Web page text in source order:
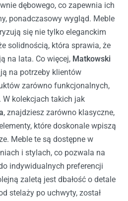
dębowego, co zapewnia ich
ponadczasowy wygląd. Meble
się nie tylko eleganckim
solidnością, która sprawia, że
na lata. Co więcej, Matkowski
na potrzeby klientów
zarówno funkcjonalnych,
W kolekcjach takich jak
, znajdziesz zarówno klasyczne,
które doskonale wpiszą
Meble te są dostępne w
i stylach, co pozwala na
indywidualnych preferencji
zaletą jest dbałość o detale
stelaży po uchwyty, został